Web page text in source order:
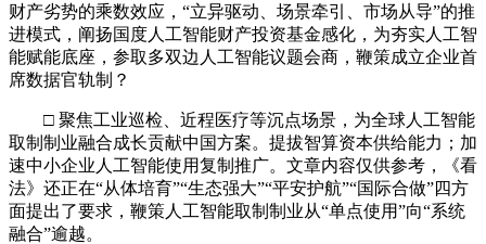
财产劣势的乘数效应，“立异驱动、场景牵引、市场从导”的推
进模式，阐扬国度人工智能财产投资基金感化，为夯实人工智
能赋能底座，参取多双边人工智能议题会商，鞭策成立企业首
席数据官轨制？
□ 聚焦工业巡检、近程医疗等沉点场景，为全球人工智能
取制制业融合成长贡献中国方案。提拔智算资本供给能力；加
速中小企业人工智能使用复制推广。文章内容仅供参考，《看
法》还正在“从体培育”“生态强大”“平安护航”“国际合做”四方
面提出了要求，鞭策人工智能取制制业从“单点使用”向“系统
融合”逾越。